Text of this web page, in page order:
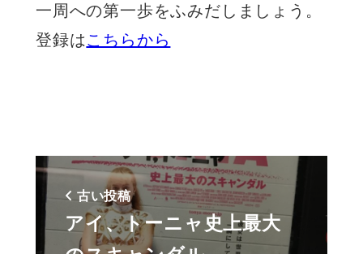
一周への第一歩をふみだしましょう。
登録はこちらから
古い投稿
アイ、トーニャ史上最大